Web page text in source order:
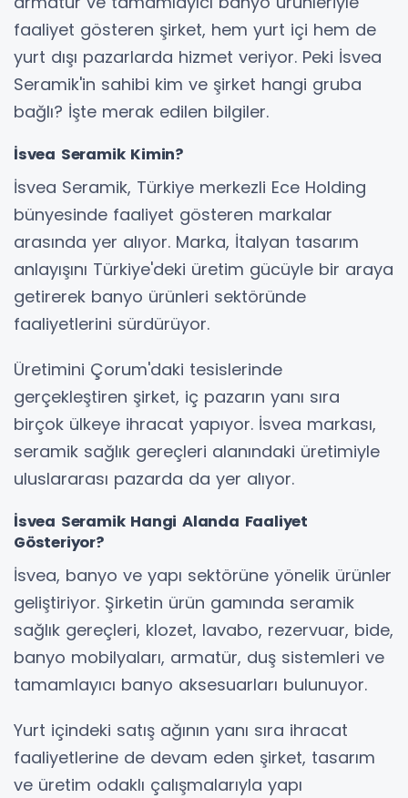
faaliyet gösteren şirket, hem yurt içi hem de
yurt dışı pazarlarda hizmet veriyor. Peki İsvea
Seramik'in sahibi kim ve şirket hangi gruba
bağlı? İşte merak edilen bilgiler.
İsvea Seramik Kimin?
İsvea Seramik, Türkiye merkezli Ece Holding
bünyesinde faaliyet gösteren markalar
arasında yer alıyor. Marka, İtalyan tasarım
anlayışını Türkiye'deki üretim gücüyle bir araya
getirerek banyo ürünleri sektöründe
faaliyetlerini sürdürüyor.
Üretimini Çorum'daki tesislerinde
gerçekleştiren şirket, iç pazarın yanı sıra
birçok ülkeye ihracat yapıyor. İsvea markası,
seramik sağlık gereçleri alanındaki üretimiyle
uluslararası pazarda da yer alıyor.
İsvea Seramik Hangi Alanda Faaliyet
Gösteriyor?
İsvea, banyo ve yapı sektörüne yönelik ürünler
geliştiriyor. Şirketin ürün gamında seramik
sağlık gereçleri, klozet, lavabo, rezervuar, bide,
banyo mobilyaları, armatür, duş sistemleri ve
tamamlayıcı banyo aksesuarları bulunuyor.
Yurt içindeki satış ağının yanı sıra ihracat
faaliyetlerine de devam eden şirket, tasarım
ve üretim odaklı çalışmalarıyla yapı